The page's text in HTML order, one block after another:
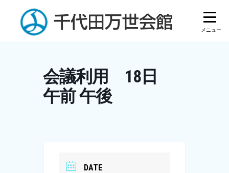
content
会議利用 18日
午前 午後
DATE